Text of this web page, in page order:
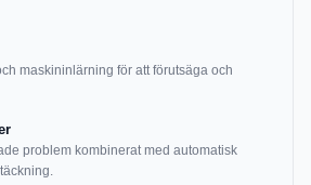
maskininlärning för att förutsäga och
problem kombinerat med automatisk